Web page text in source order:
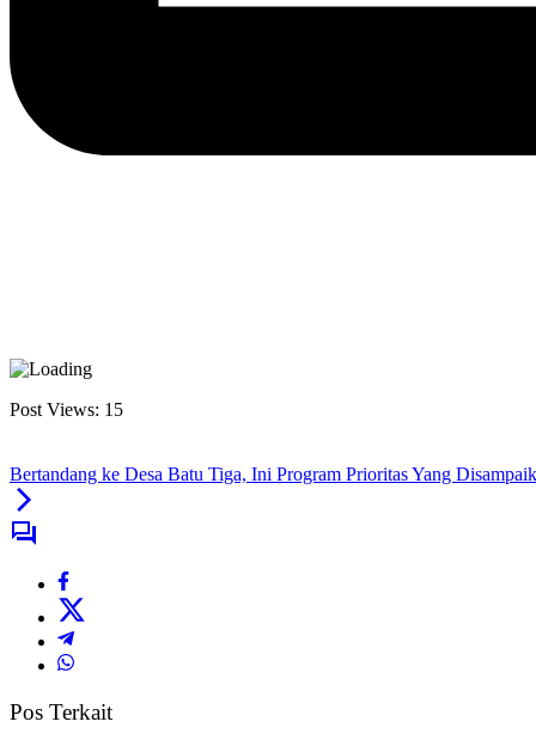
Post Views: 15
Bertandang ke Desa Batu Tiga, Ini Program Prioritas Yang
Pos Terkait